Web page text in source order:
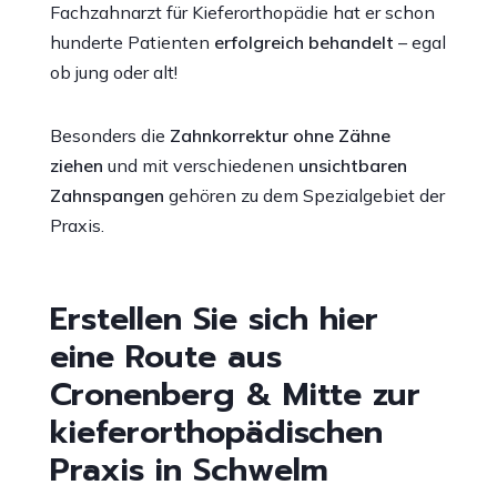
Fachzahnarzt für Kieferorthopädie hat er schon
hunderte Patienten erfolgreich behandelt – egal
ob jung oder alt!
Besonders die Zahnkorrektur ohne Zähne
ziehen und mit verschiedenen unsichtbaren
Zahnspangen gehören zu dem Spezialgebiet der
Praxis.
Erstellen Sie sich hier
eine Route aus
Cronenberg & Mitte zur
kieferorthopädischen
Praxis in Schwelm